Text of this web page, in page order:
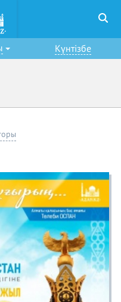
Күнтізбе